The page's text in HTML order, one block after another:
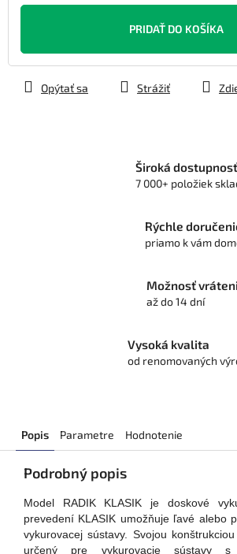
Jednotková
PRIDAŤ DO KOŠÍKA
Opýtať sa Strážiť
Široká dostupnosť
7 000+ položiek
Rýchle
priamo k vám
Možnosť
až do 14 dní
Vysoká kvalita
od renomovaných
Popis Parametre Hodnotenie
Podrobný popis
Model RADIK KLASIK je doskové
prevedení KLASIK umožňuje ľavé alebo
vykurovacej sústavy. Svojou
určený pre vykurovacie sústavy s